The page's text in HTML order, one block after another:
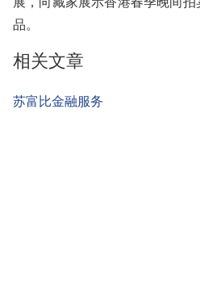
品。
相关文章
Type: tag
苏富比金融服务